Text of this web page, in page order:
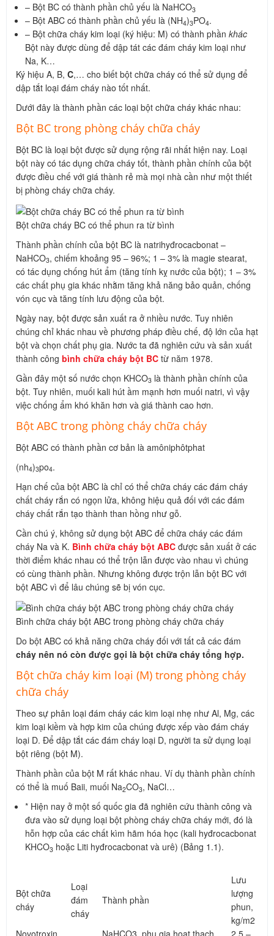
– Bột BC có thành phần chủ yếu là NaHCO3
– Bột ABC có thành phần chủ yếu là (NH4)3PO4.
– Bột chữa cháy kim loại (ký hiệu: M) có thành phần khác
Bột này được dùng để dập tát các đám cháy kim loại như
Na, K…
Ký hiệu A, B, C,… cho biết bột chữa cháy có thể sử dụng để
dập tắt loại đám cháy nào tốt nhất.
Dưới đây là thành phần các loại bột chữa cháy khác nhau:
Bột BC trong phòng cháy chữa cháy
Bột BC là loại bột được sử dụng rộng rãi nhất hiện nay. Loại
bột này có tác dụng chữa cháy tốt, thành phần chính của bột
được điều chế với giá thành rẻ mà mọi nhà cần như một thiết
bị phòng cháy chữa cháy.
Bột chữa cháy BC có thể phun ra từ bình
Thành phần chính của bột BC là natrihyđrocacbonat –
NaHCO3, chiếm khoảng 95 – 96%; 1 – 3% là magie stearat,
có tác dụng chống hút ẩm (tăng tính kỵ nước của bột); 1 – 3%
các chất phụ gia khác nhằm tăng khả năng bảo quản, chống
vón cục và tăng tính lưu động của bột.
Ngày nay, bột được sản xuất ra ở nhiều nước. Tuy nhiên
chúng chỉ khác nhau về phương pháp điều chế, độ lớn của hạt
bột và chọn chất phụ gia. Nước ta đã nghiên cứu và sản xuất
thành công bình chữa cháy bột BC từ năm 1978.
Gần đây một số nước chọn KHCO3 là thành phần chính của
bột. Tuy nhiên, muối kali hút ầm mạnh hơn muối natri, vì vậy
việc chống ẩm khó khăn hơn và giá thành cao hơn.
Bột ABC trong phòng cháy chữa cháy
Bột ABC có thành phần cơ bản là amôniphôtphat
(nh4)3po4.
Hạn chế của bột ABC là chỉ có thể chữa cháy các đám cháy
chất cháy rắn có ngọn lửa, không hiệu quả đối với các đám
cháy chất rắn tạo thành than hồng như gỗ.
Cần chú ý, không sử dụng bột ABC để chữa cháy các đám
cháy Na và K. Bình chữa cháy bột ABC được sản xuất ở các
thời điểm khác nhau có thể trộn lẫn được vào nhau vì chúng
có cùng thành phần. Nhưng không được trộn lẫn bột BC với
bột ABC vì để lâu chúng sẽ bị vón cục.
Bình chữa cháy bột ABC trong phòng cháy chữa cháy
Do bột ABC có khả năng chữa cháy đối với tất cả các đám
cháy nên nó còn được gọi là bột chữa cháy tổng hợp.
Bột chữa cháy kim loại (M) trong phòng cháy
chữa cháy
Theo sự phân loại đám cháy các kim loại nhẹ như Al, Mg, các
kim loại kiềm và hợp kim của chúng được xếp vào đám cháy
loại D. Để dập tắt các đám cháy loại D, người ta sử dụng loại
bột riêng (bột M).
Thành phần của bột M rất khác nhau. Ví dụ thành phần chính
có thể là muố Baii, muối Na2CO3, NaCl…
* Hiện nay ở một số quốc gia đã nghiên cứu thành công và
đưa vào sử dụng loại bột phòng cháy chữa cháy mới, đó là
hỗn hợp của các chất kìm hãm hóa học (kali hyđrocacbonat
KHCO3 hoặc Liti hyđrocacbonat và urê) (Bảng 1.1).
Bột chữa
cháy
Loại
đám
cháy
Thành phần
Lưu
lượng
phun,
kg/m2
Novotroxin
NaHCO3, phụ gia hoạt thạch , 2,5 –